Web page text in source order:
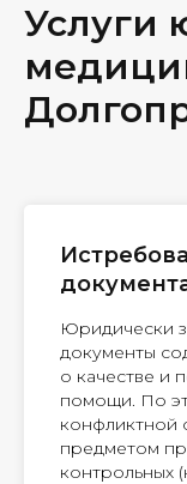
Услуги
Юридически
документы
о качестве и
помощи. По
конфликтной
предметом
контрольных